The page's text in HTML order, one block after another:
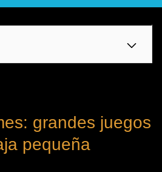
grandes juegos
pequeña